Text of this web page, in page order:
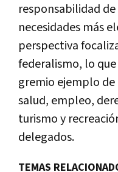
responsabilidad
necesidades más
perspectiva
federalismo, lo
gremio ejemplo
salud, empleo,
turismo y
delegados.
TEMAS